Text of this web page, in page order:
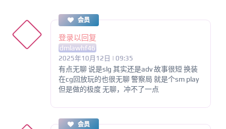
会员
登录以回复
dmlawhf46
2025年10月12日 | 09:35
有点无聊 说是slg 其实还是adv 故事很短 换装
在cg回放玩的也很无聊 警察局 就是个sm play
但是做的极度 无聊，冲不了一点
会员